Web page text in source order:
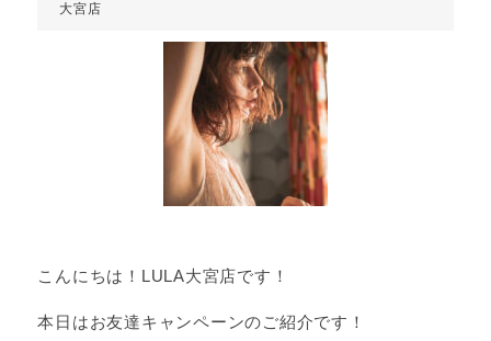
大宮店
こんにちは！LULA大宮店です！
本日はお友達キャンペーンのご紹介です！